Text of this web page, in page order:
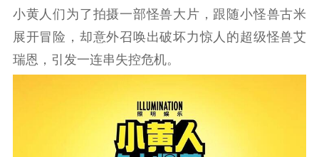
小黄人们为了拍摄一部怪兽大片，跟随小怪兽古米
展开冒险，却意外召唤出破坏力惊人的超级怪兽艾
瑞恩，引发一连串失控危机。